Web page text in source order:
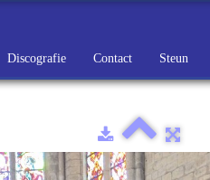
Discografie Contact Steun